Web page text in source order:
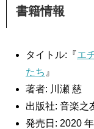
書籍情報
タイトル:『エ
たち 』
著者: 川瀬 慈
出版社: 音楽之
発売日: 2020